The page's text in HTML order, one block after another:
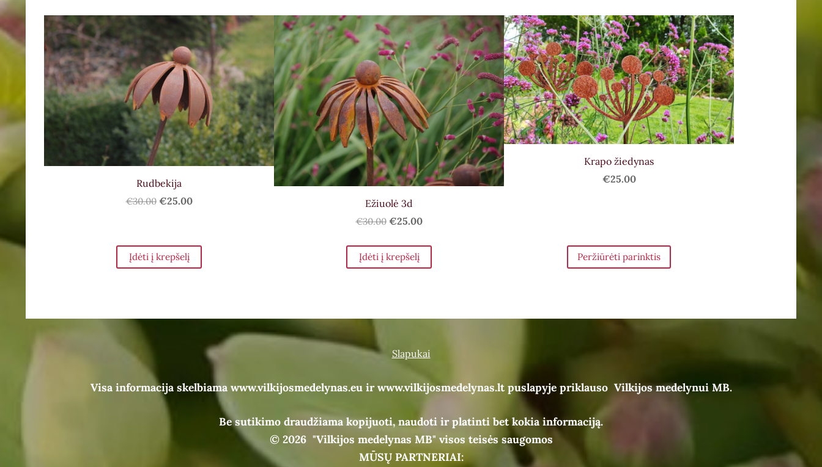
Rudbekija
€30.00 €25.00
Įdėti į krepšelį
Ežiuolė 3d
€30.00 €25.00
Įdėti į krepšelį
Krapo žiedynas
€25.00
Peržiūrėti parinktis
Slapukai
Visa informacija skelbiama www.vilkijosmedelynas.eu ir www.vilkijosmedelynas.lt puslapyje priklauso Vilkijos medelynui MB.
Be sutikimo draudžiama kopijuoti, naudoti ir platinti bet kokia informaciją.
© 2026 "Vilkijos medelynas MB" visos teisės saugomos
MŪSŲ PARTNERIAI: